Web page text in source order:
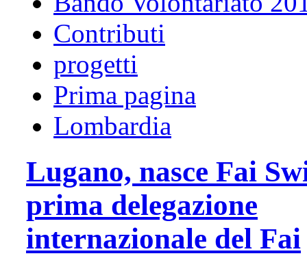
Contributi
progetti
Prima pagina
Lombardia
Lugano, nasce Fai
prima delegazione
internazionale del Fai